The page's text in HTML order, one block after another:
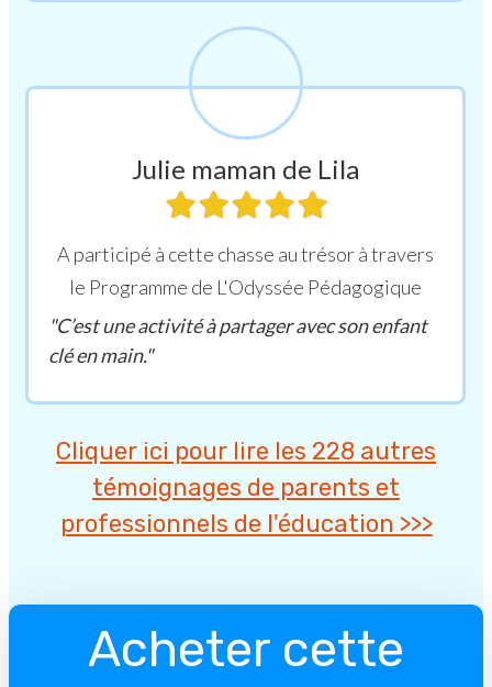
Julie maman de Lila
A participé à cette chasse au trésor à travers
le Programme de L'Odyssée Pédagogique
"C’est une activité à partager avec son enfant
clé en main."
Cliquer ici pour lire les 228 autres
témoignages de parents et
professionnels de l'éducation >>>
Acheter cette